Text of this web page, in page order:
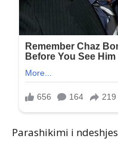
Parashikimi i ndeshjes